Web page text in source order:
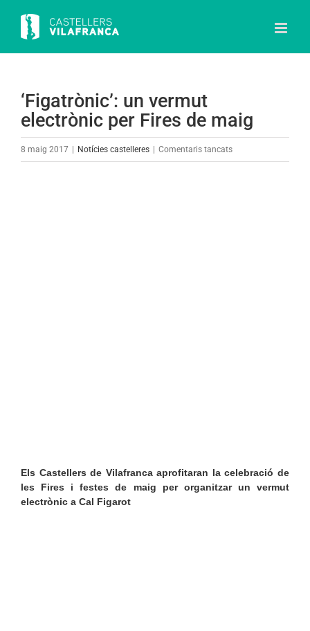
content
‘Figatrònic’: un vermut
electrònic per Fires de maig
8 maig 2017 Notícies castelleres Comentaris tancatsa
Els Castellers de Vilafranca aprofitaran la celebració de
les Fires i festes de maig per organitzar un vermut
electrònic a Cal Figarot